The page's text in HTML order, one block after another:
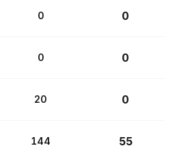
0 0
0 0
20 0
144 55